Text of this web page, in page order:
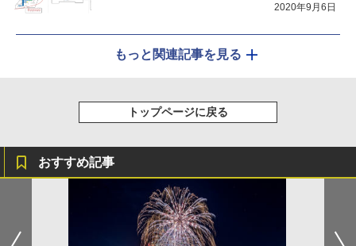
2020年9月6日
もっと関連記事を見る
トップページに戻る
おすすめ記事